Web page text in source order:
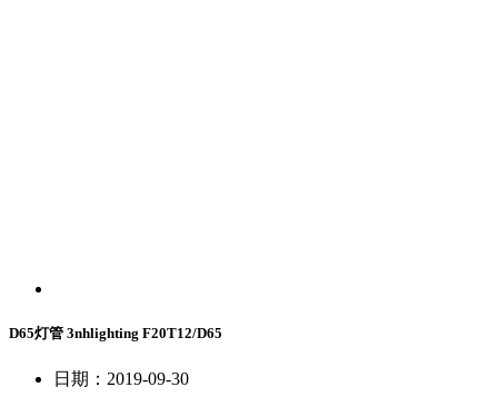
D65灯管 3nhlighting F20T12/D65
日期：2019-09-30